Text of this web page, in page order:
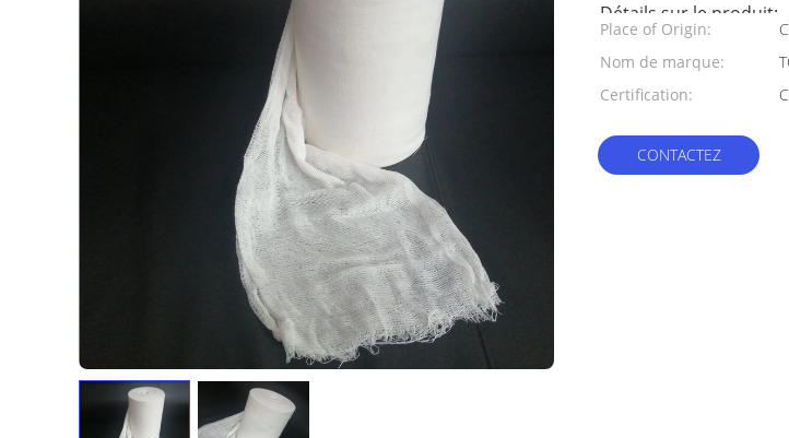
Détails sur le produit:
Place of Origin:
Nom de marque:
Certification:
CONTACTEZ